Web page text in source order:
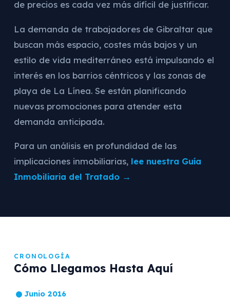
de precios es cada vez más difícil de justificar.
La demanda de trabajadores de Gibraltar que
buscan más espacio, costes más bajos y un
estilo de vida mediterráneo está impulsando el
interés en los barrios céntricos y las zonas de
playa de La Línea. Se están planificando
nuevas promociones para atender esta
demanda anticipada.
Para un análisis en profundidad de las
implicaciones inmobiliarias, lee nuestra Guía
Inmobiliaria del Tratado →
CRONOLOGÍA
Cómo Llegamos Hasta Aquí
Junio 2016